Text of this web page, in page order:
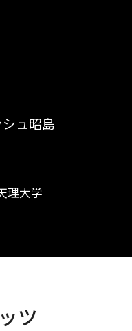
ュ昭島
理大学
ツ